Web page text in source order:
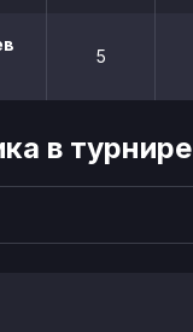
5
в турнире